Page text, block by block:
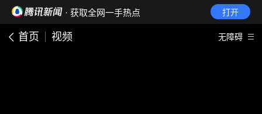
· 获取全网一手热点 打开
首页 视频 无障碍